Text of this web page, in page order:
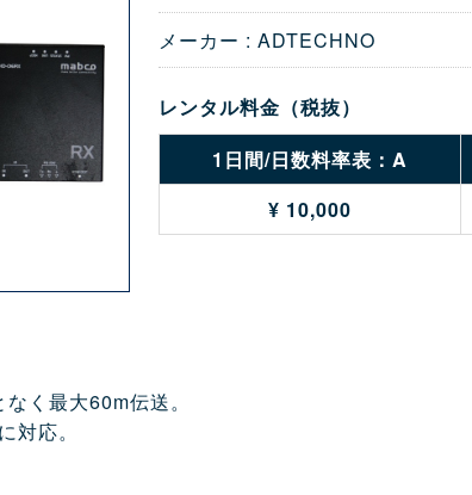
メーカー : ADTECHNO
レンタル料金（税抜）
1日間/日数料率表：A
¥ 10,000
く最大60m伝送。
応。